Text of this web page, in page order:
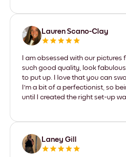
Lauren Scano-Clay
I am obsessed with our pictures
such good quality, look
to put up. I love that you can
I'm a bit of a perfectionist, so
until I created the right set-up
Laney Gill